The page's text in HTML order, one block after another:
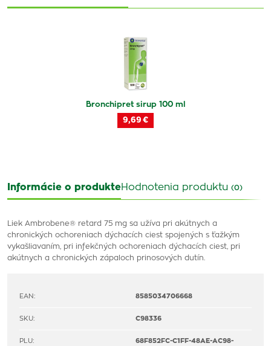
Bronchipret sirup 100 ml
9,69 €
Informácie o produkteHodnotenia produktu (0)
Liek Ambrobene® retard 75 mg sa užíva pri akútnych a
chronických ochoreniach dýchacích ciest spojených s ťažkým
vykašliavaním, pri infekčných ochoreniach dýchacích ciest, pri
akútnych a chronických zápaloch prinosových dutín.
EAN: 8585034706668
SKU: C98336
PLU:
68F852FC-C1FF-48AE-AC98-